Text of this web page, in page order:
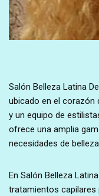
Salón Belleza Latina
ubicado en el corazón
y un equipo de
ofrece una amplia
necesidades de
En Salón Belleza
tratamientos capilares